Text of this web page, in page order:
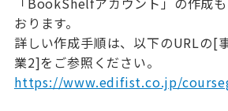
おります。
詳しい作成手順は、以下のURLの[
業2]をご参照ください。
https://www.edifist.co.jp/